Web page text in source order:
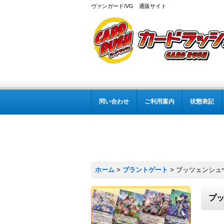
ヴァンガード/VG 通販サイト
問い合わせ ご利用案内 状態表記
ホーム > ブラントゲート > プッツェンシュ
プ